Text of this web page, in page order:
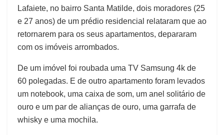
Lafaiete, no bairro Santa Matilde, dois moradores (25
e 27 anos) de um prédio residencial relataram que ao
retornarem para os seus apartamentos, depararam
com os imóveis arrombados.
De um imóvel foi roubada uma TV Samsung 4k de
60 polegadas. E de outro apartamento foram levados
um notebook, uma caixa de som, um anel solitário de
ouro e um par de alianças de ouro, uma garrafa de
whisky e uma mochila.